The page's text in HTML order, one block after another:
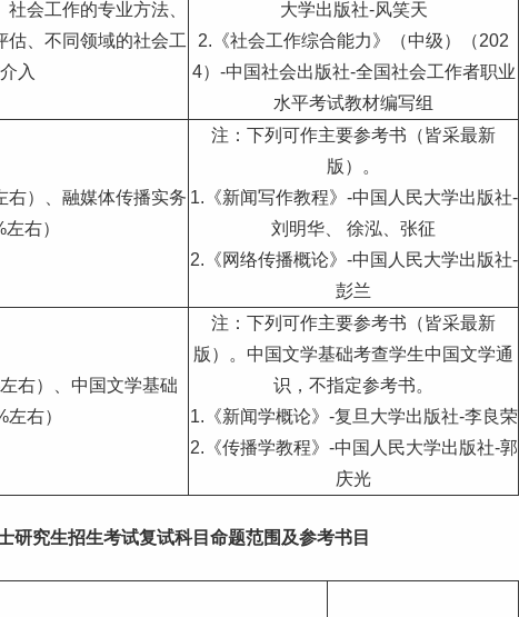
会工作的专业方法、
估、不同领域的社会工
入
大学出版社-风笑天
2.《社会工作综合能力》（中级）（202
4）-中国社会出版社-全国社会工作者职业
水平考试教材编写组
右）、融媒体传播实务
左右）
注：下列可作主要参考书（皆采最新
版）。
1.《新闻写作教程》-中国人民大学出版社-
刘明华、 徐泓、张征
2.《网络传播概论》-中国人民大学出版社-
彭兰
右）、中国文学基础
左右）
注：下列可作主要参考书（皆采最新
版）。中国文学基础考查学生中国文学通
识，不指定参考书。
1.《新闻学概论》-复旦大学出版社-李良荣
2.《传播学教程》-中国人民大学出版社-郭
庆光
研究生招生考试复试科目命题范围及参考书目